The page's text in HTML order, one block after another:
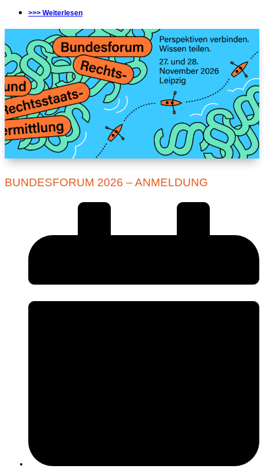
>>> Weiterlesen
BUNDESFORUM 2026 – ANMELDUNG